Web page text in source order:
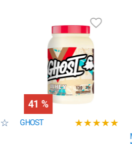
☆
41 %
GHOST ★★★★★